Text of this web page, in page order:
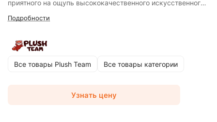
приятного на ощупь высококачественного искусственного
меха. Бьюика можно брать с собой в садик и поездки, а
Подробности
Все товары Plush Team Все товары категории
Узнать цену